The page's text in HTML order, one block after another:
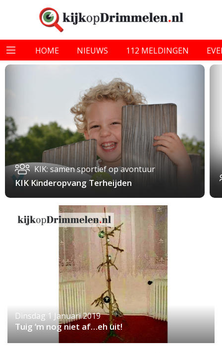
HOME NIEUWS 112 MELDINGEN
KIK: samen sportief op avontuur
KIK Kinderopvang Terheijden
Dinsdag 1 Januari 2019
Tuig ‘m nog niet af…eh uit!